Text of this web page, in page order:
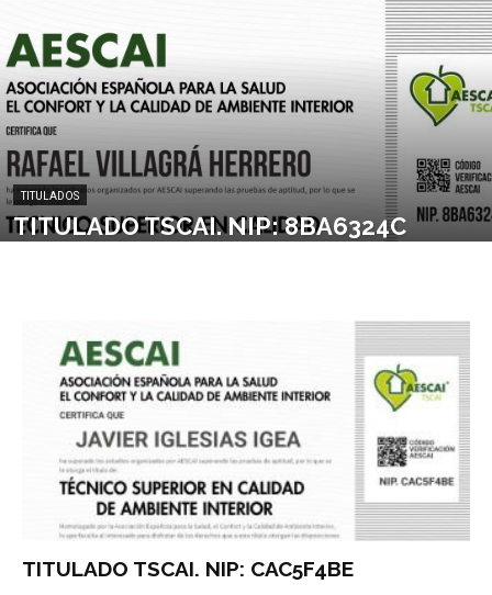
TITULADOS
TITULADO TSCAI. NIP: 8BA6324C
TITULADO TSCAI. NIP: CAC5F4BE